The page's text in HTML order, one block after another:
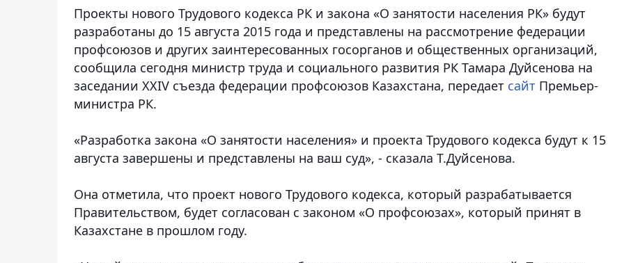
Проекты нового Трудового кодекса РК и закона «О занятости населения РК» будут
разработаны до 15 августа 2015 года и представлены на рассмотрение федерации
профсоюзов и других заинтересованных госорганов и общественных организаций,
сообщила сегодня министр труда и социального развития РК Тамара Дуйсенова на
заседании XXIV съезда федерации профсоюзов Казахстана, передает сайт Премьер-
министра РК.
«Разработка закона «О занятости населения» и проекта Трудового кодекса будут к 15
августа завершены и представлены на ваш суд», - сказала Т.Дуйсенова.
Она отметила, что проект нового Трудового кодекса, который разрабатывается
Правительством, будет согласован с законом «О профсоюзах», который принят в
Казахстане в прошлом году.